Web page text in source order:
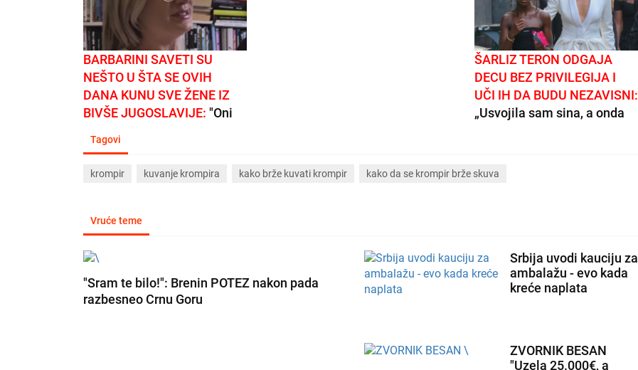
BARBARINI SAVETI SU
NEŠTO U ŠTA SE OVIH
DANA KUNU SVE ŽENE IZ
BIVŠE JUGOSLAVIJE: "Oni
nam neće nikad oprostiti
ono što su nam oni sami
učinili"
ŠARLIZ TERON ODGAJA
DECU BEZ PRIVILEGIJA I
UČI IH DA BUDU NEZAVISNI:
„Usvojila sam sina, a onda
Tagovi
krompir kuvanje krompira kako brže kuvati krompir kako da se krompir brže skuva
Vruće teme
"Sram te bilo!": Brenin POTEZ nakon pada
razbesneo Crnu Goru
Srbija uvodi kauciju za
ambalažu - evo kada
kreće naplata
ZVORNIK BESAN
"Uzela 25.000€, a